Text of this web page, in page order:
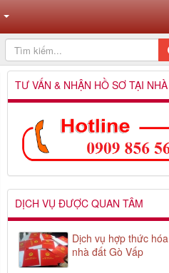
TƯ VẤN & NHẬN HỒ SƠ TẠI NHÀ
DỊCH VỤ ĐƯỢC QUAN TÂM
Dịch vụ hợp thức hóa
nhà đất Gò Vấp